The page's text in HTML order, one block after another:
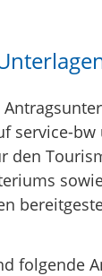
service-bw
den
folgende